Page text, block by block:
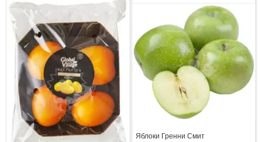
Яблоки Гренни Смит